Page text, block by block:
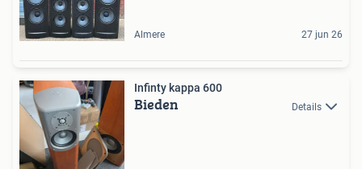
Almere 27 jun 26
Infinty kappa 600
Bieden Details